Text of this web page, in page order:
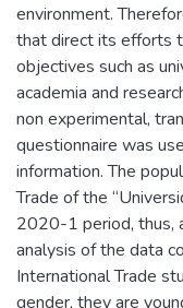
environment.
that direct its efforts
objectives such as
academia and
non experimental,
questionnaire was
information. The
Trade of the
2020-1 period, thus,
analysis of the data
International Trade
gender, they are